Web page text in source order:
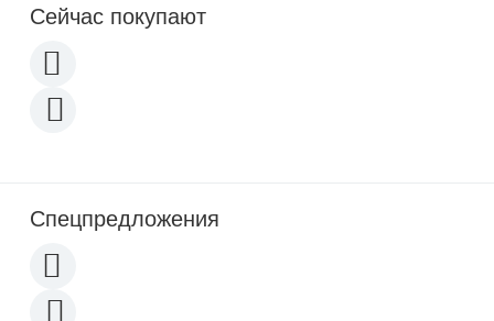
Сейчас покупают
Спецпредложения